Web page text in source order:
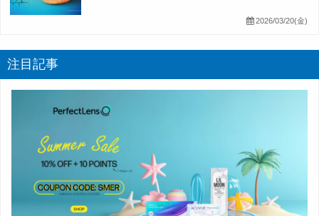
2026/03/20(金)
注目記事